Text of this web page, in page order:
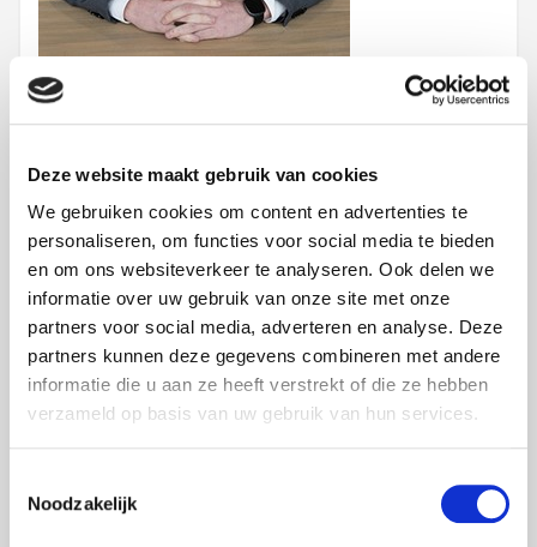
Deze website maakt gebruik van cookies
We gebruiken cookies om content en advertenties te
personaliseren, om functies voor social media te bieden
en om ons websiteverkeer te analyseren. Ook delen we
informatie over uw gebruik van onze site met onze
partners voor social media, adverteren en analyse. Deze
partners kunnen deze gegevens combineren met andere
informatie die u aan ze heeft verstrekt of die ze hebben
verzameld op basis van uw gebruik van hun services.
Noodzakelijk
Bel me:
Uw accountmanager
Michel Voss
Projects Zuid/Midden – Limburg en Nederland